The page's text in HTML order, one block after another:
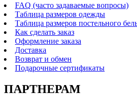
FAQ (часто задаваемые вопросы)
Таблица размеров одежды
Таблица размеров постельного
Как сделать заказ
Оформление заказа
Доставка
Возврат и обмен
Подарочные сертификаты
ПАРТНЕРАМ